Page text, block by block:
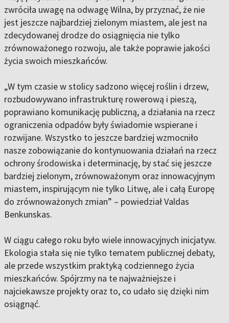
zwróciła uwagę na odwagę Wilna, by przyznać, że nie
jest jeszcze najbardziej zielonym miastem, ale jest na
zdecydowanej drodze do osiągnięcia nie tylko
zrównoważonego rozwoju, ale także poprawie jakości
życia swoich mieszkańców.
„W tym czasie w stolicy sadzono więcej roślin i drzew,
rozbudowywano infrastrukturę rowerową i pieszą,
poprawiano komunikację publiczną, a działania na rzecz
ograniczenia odpadów były świadomie wspierane i
rozwijane. Wszystko to jeszcze bardziej wzmocniło
nasze zobowiązanie do kontynuowania działań na rzecz
ochrony środowiska i determinację, by stać się jeszcze
bardziej zielonym, zrównoważonym oraz innowacyjnym
miastem, inspirującym nie tylko Litwę, ale i całą Europę
do zrównoważonych zmian” – powiedział Valdas
Benkunskas.
W ciągu całego roku było wiele innowacyjnych inicjatyw.
Ekologia stała się nie tylko tematem publicznej debaty,
ale przede wszystkim praktyką codziennego życia
mieszkańców. Spójrzmy na te najważniejsze i
najciekawsze projekty oraz to, co udało się dzięki nim
osiągnąć.